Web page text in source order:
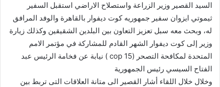
السيد القصير وزير الزراعة واستصلاح الاراضي استقبل السفير
ثيموتي ايزوان سفير جمهوريه كوت ديفوار بالقاهرة والوفد المرافق
له، وبحث معه سبل تعزيز التعاون بين البلدين الشقيقين وكذلك زيارة
وزير إلى كوت ديفوار الشهر القادم للمشاركة في مؤتمر الامم
المتحدة لمكافحة التصحر (cop 15 ) نيابة عن فخامة الرئيس عبد
الفتاح السيسي رئيس الجمهورية
‏وخلال خلال اللقاء أشار القصير الى متانة العلاقات التى تربط بين